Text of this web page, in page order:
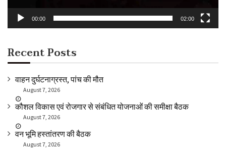
00:00 02:00
Recent Posts
वाहन दुर्घटनाग्रस्त, पांच की मौत
August 7, 2026
कौशल विकास एवं रोजगार से संबंधित योजनाओं की समीक्षा बैठक
August 7, 2026
वन भूमि हस्तांतरण की बैठक
August 7, 2026